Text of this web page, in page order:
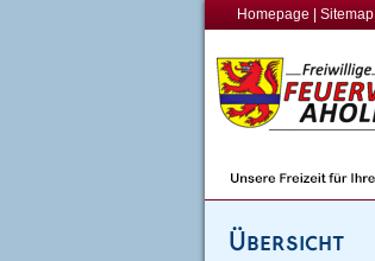
Homepage Sitemap